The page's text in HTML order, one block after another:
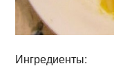
Ингредиенты: